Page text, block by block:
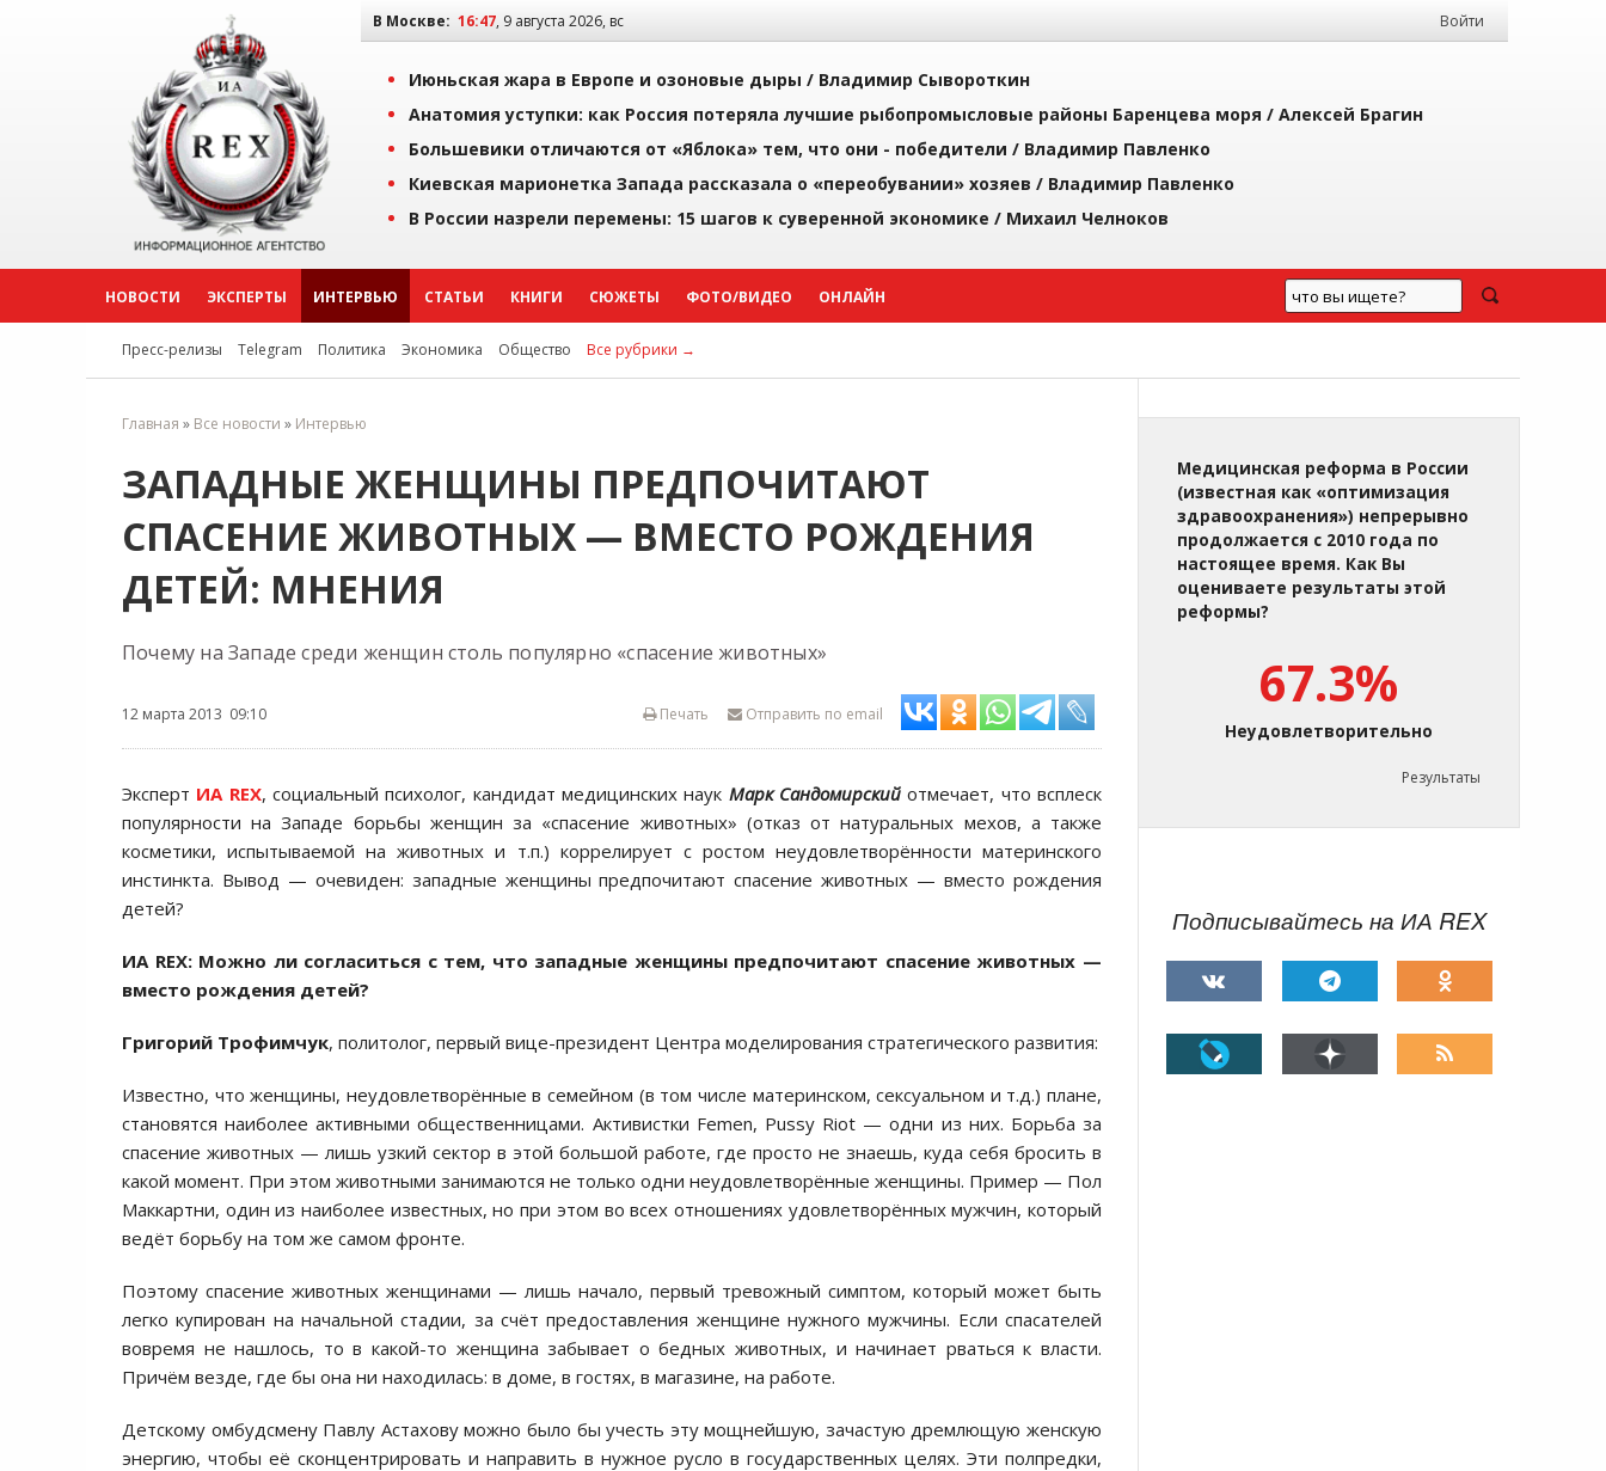
В Москве: 16:47, 9 августа 2026, вс Войти
Июньская жара в Европе и озоновые дыры / Владимир Сывороткин
Анатомия уступки: как Россия потеряла лучшие рыбопромысловые районы Баренцева моря / Алексей Брагин
Большевики отличаются от «Яблока» тем, что они - победители / Владимир Павленко
Киевская марионетка Запада рассказала о «переобувании» хозяев / Владимир Павленко
В России назрели перемены: 15 шагов к суверенной экономике / Михаил Челноков
НОВОСТИ ЭКСПЕРТЫ ИНТЕРВЬЮ СТАТЬИ КНИГИ СЮЖЕТЫ ФОТО/ВИДЕО ОНЛАЙН
Пресс-релизы Telegram Политика Экономика Общество Все рубрики →
Главная » Все новости » Интервью
ЗАПАДНЫЕ ЖЕНЩИНЫ ПРЕДПОЧИТАЮТ
СПАСЕНИЕ ЖИВОТНЫХ — ВМЕСТО РОЖДЕНИЯ
ДЕТЕЙ: МНЕНИЯ
Почему на Западе среди женщин столь популярно «спасение животных»
12 марта 2013 09:10 Отправить по email
Печать
Эксперт ИА REX, социальный психолог, кандидат медицинских наук Марк Сандомирский отмечает, что всплеск
популярности на Западе борьбы женщин за «спасение животных» (отказ от натуральных мехов, а также
косметики, испытываемой на животных и т.п.) коррелирует с ростом неудовлетворённости материнского
инстинкта. Вывод — очевиден: западные женщины предпочитают спасение животных — вместо рождения
детей?
ИА REX: Можно ли согласиться с тем, что западные женщины предпочитают спасение животных —
вместо рождения детей?
Григорий Трофимчук, политолог, первый вице-президент Центра моделирования стратегического развития:
Известно, что женщины, неудовлетворённые в семейном (в том числе материнском, сексуальном и т.д.) плане,
становятся наиболее активными общественницами. Активистки Femen, Pussy Riot — одни из них. Борьба за
спасение животных — лишь узкий сектор в этой большой работе, где просто не знаешь, куда себя бросить в
какой момент. При этом животными занимаются не только одни неудовлетворённые женщины. Пример — Пол
Маккартни, один из наиболее известных, но при этом во всех отношениях удовлетворённых мужчин, который
ведёт борьбу на том же самом фронте.
Поэтому спасение животных женщинами — лишь начало, первый тревожный симптом, который может быть
легко купирован на начальной стадии, за счёт предоставления женщине нужного мужчины. Если спасателей
вовремя не нашлось, то в какой-то женщина забывает о бедных животных, и начинает рваться к власти.
Причём везде, где бы она ни находилась: в доме, в гостях, в магазине, на работе.
Детскому омбудсмену Павлу Астахову можно было бы учесть эту мощнейшую, зачастую дремлющую женскую
энергию, чтобы её сконцентрировать и направить в нужное русло в государственных целях. Эти полпредки,
Медицинская реформа в России
(известная как «оптимизация
здравоохранения») непрерывно
продолжается с 2010 года по
настоящее время. Как Вы
оцениваете результаты этой
реформы?
67.3%
Неудовлетворительно
Результаты
Подписывайтесь на ИА REX